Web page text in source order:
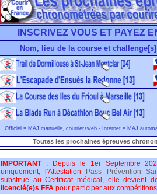
INSCRIVEZ VOUS ET PAYEZ
Nom, lieu de la course et challenge[s]
Officiel = MAJ manuelle, courrier+web - Internet = MAJ
Toutes les prochaines épreuves
IMPORTANT: Depuis le 1er Septembre
uniquement, l'Attestation
Pass Prévention
substitue au Certificat médical, elle devient
licencié(e)s FFA pour participer aux